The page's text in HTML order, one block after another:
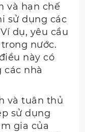
và hạn chế
sử dụng các
dụ, yêu cầu
nước.
này có
các nhà
và tuân thủ
sử dụng
gia của